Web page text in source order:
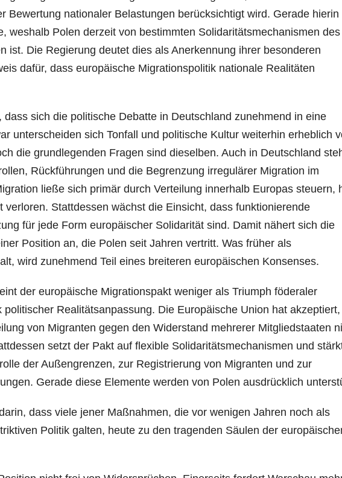
Bewertung nationaler Belastungen berücksichtigt wird. Gerade hierin
weshalb Polen derzeit von bestimmten Solidaritätsmechanismen des
ist. Die Regierung deutet dies als Anerkennung ihrer besonderen
dafür, dass europäische Migrationspolitik nationale Realitäten
sich die politische Debatte in Deutschland zunehmend in eine
unterscheiden sich Tonfall und politische Kultur weiterhin erheblich
die grundlegenden Fragen sind dieselben. Auch in Deutschland
Rückführungen und die Begrenzung irregulärer Migration im
ließe sich primär durch Verteilung innerhalb Europas steuern,
verloren. Stattdessen wächst die Einsicht, dass funktionierende
für jede Form europäischer Solidarität sind. Damit nähert sich die
Position an, die Polen seit Jahren vertritt. Was früher als
wird zunehmend Teil eines breiteren europäischen Konsenses.
der europäische Migrationspakt weniger als Triumph föderaler
Realitätsanpassung. Die Europäische Union hat akzeptiert,
von Migranten gegen den Widerstand mehrerer Mitgliedstaaten
setzt der Pakt auf flexible Solidaritätsmechanismen und
der Außengrenzen, zur Registrierung von Migranten und zur
Gerade diese Elemente werden von Polen ausdrücklich
dass viele jener Maßnahmen, die vor wenigen Jahren noch als
Politik galten, heute zu den tragenden Säulen der